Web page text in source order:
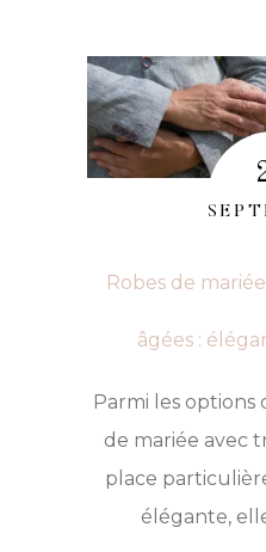
Robes de
âgées :
Parmi les options
de mariée avec
place
élégante,